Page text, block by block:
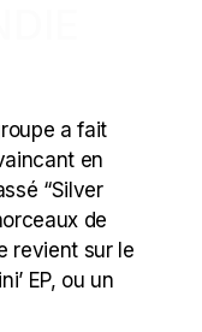
a fait
en
“Silver
de
revient sur le
EP, ou un